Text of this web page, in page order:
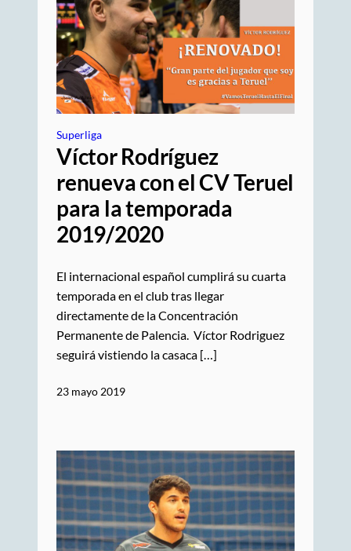
Superliga
Víctor Rodríguez
renueva con el CV Teruel
para la temporada
2019/2020
El internacional español cumplirá su cuarta
temporada en el club tras llegar
directamente de la Concentración
Permanente de Palencia. Víctor Rodriguez
seguirá vistiendo la casaca […]
23 mayo 2019